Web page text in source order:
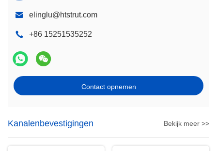
elinglu@htstrut.com
+86 15251535252
Contact opnemen
Kanalenbevestigingen Bekijk meer >>